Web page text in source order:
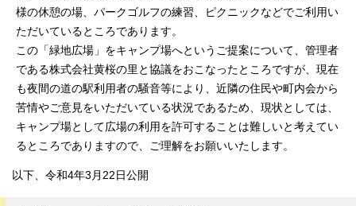
様の休憩の場、パークゴルフの練習、ピクニックなどでご利用い
ただいているところであります。
この「緑地広場」をキャンプ場へというご提案について、管理者
である株式会社黄桜の里と協議をおこなったところですが、現在
も夜間の道の駅利用者の騒音等により、近隣の住民や町内会から
苦情やご意見をいただいている状況であるため、現状としては、
キャンプ場として広場の利用を許可することは難しいと考えてい
るところでありますので、ご理解をお願いいたします。
以下、令和4年3月22日公開